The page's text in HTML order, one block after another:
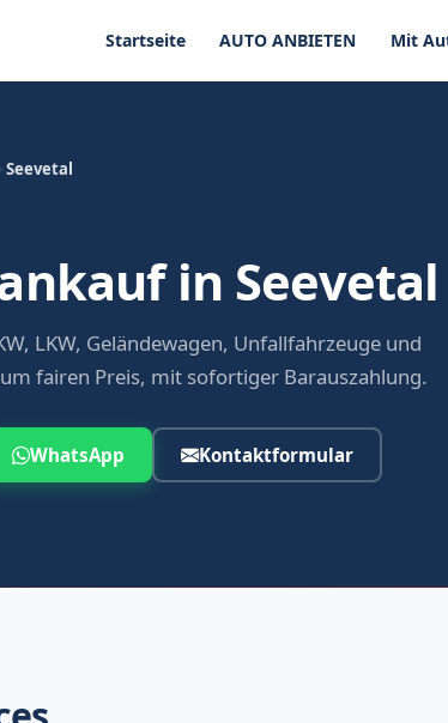
Menü
Startseite AUTO ANBIETEN Mit
Seevetal
in Seevetal
LKW, Geländewagen, Unfallfahrzeuge und
fairen Preis, mit sofortiger Barauszahlung.
WhatsApp Kontaktformular